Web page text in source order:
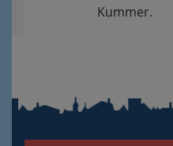
Kummer.